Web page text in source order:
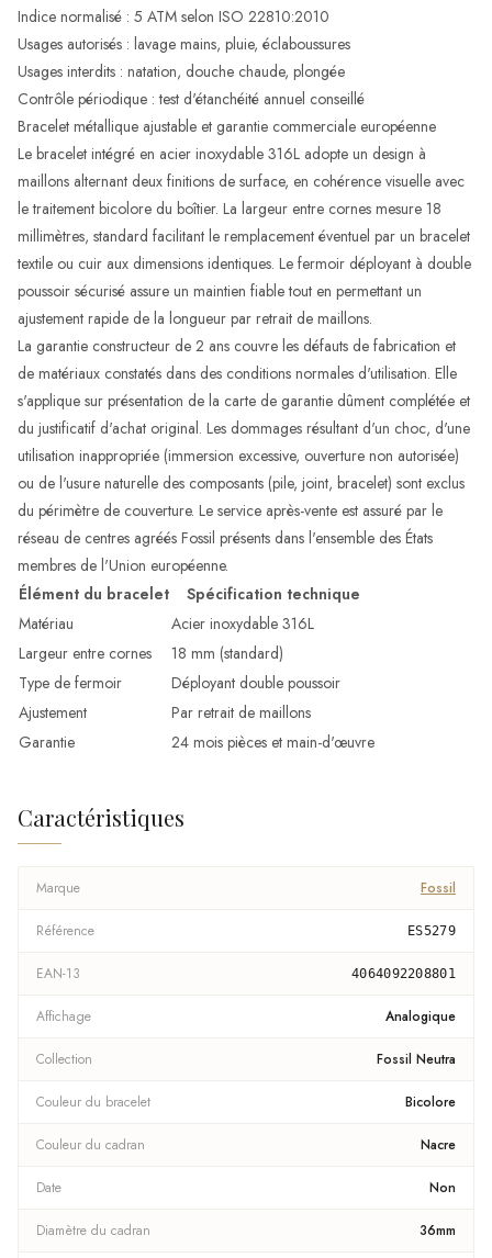
Indice normalisé : 5 ATM selon ISO 22810:2010
Usages autorisés : lavage mains, pluie, éclaboussures
Usages interdits : natation, douche chaude, plongée
Contrôle périodique : test d'étanchéité annuel conseillé
Bracelet métallique ajustable et garantie commerciale européenne
Le bracelet intégré en acier inoxydable 316L adopte un design à
maillons alternant deux finitions de surface, en cohérence visuelle avec
le traitement bicolore du boîtier. La largeur entre cornes mesure 18
millimètres, standard facilitant le remplacement éventuel par un bracelet
textile ou cuir aux dimensions identiques. Le fermoir déployant à double
poussoir sécurisé assure un maintien fiable tout en permettant un
ajustement rapide de la longueur par retrait de maillons.
La garantie constructeur de 2 ans couvre les défauts de fabrication et
de matériaux constatés dans des conditions normales d'utilisation. Elle
s'applique sur présentation de la carte de garantie dûment complétée et
du justificatif d'achat original. Les dommages résultant d'un choc, d'une
utilisation inappropriée (immersion excessive, ouverture non autorisée)
ou de l'usure naturelle des composants (pile, joint, bracelet) sont exclus
du périmètre de couverture. Le service après-vente est assuré par le
réseau de centres agréés Fossil présents dans l'ensemble des États
membres de l'Union européenne.
Élément du bracelet
Spécification technique
Matériau
Acier inoxydable 316L
Largeur entre cornes
18 mm (standard)
Type de fermoir
Déployant double poussoir
Ajustement
Par retrait de maillons
Garantie
24 mois pièces et main-d'œuvre
Caractéristiques
Marque Fossil
Référence ES5279
EAN-13 4064092208801
Affichage Analogique
Collection Fossil Neutra
Couleur du bracelet Bicolore
Couleur du cadran Nacre
Date Non
Diamètre du cadran 36mm